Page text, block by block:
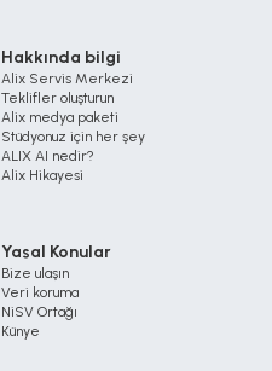
Hakkında bilgi
Alix Servis Merkezi
Teklifler oluşturun
Alix medya paketi
Stüdyonuz için her şey
ALIX AI nedir?
Alix Hikayesi
Yasal Konular
Bize ulaşın
Veri koruma
NiSV Ortağı
Künye